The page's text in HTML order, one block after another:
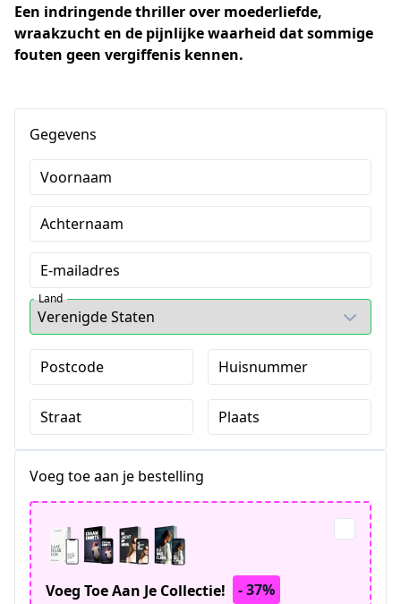
Een indringende thriller over moederliefde,
wraakzucht en de pijnlijke waarheid dat sommige
fouten geen vergiffenis kennen.
Gegevens
Voornaam
Achternaam
E-mailadres
Land
Postcode Huisnummer
Straat Plaats
Voeg toe aan je bestelling
Voeg Toe Aan Je Collectie!
- 37%